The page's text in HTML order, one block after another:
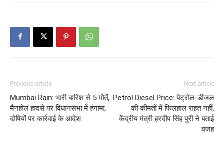
Previous article
Mumbai Rain: भारी बारिश से 5 मौतें,
मैनहोल हादसे पर विधानसभा में हंगामा,
दोषियों पर कार्रवाई के आदेश
Next article
Petrol Diesel Price: पेट्रोल-डीजल
की कीमतों में फिलहाल राहत नहीं,
केंद्रीय मंत्री हरदीप सिंह पुरी ने बताई
वजह